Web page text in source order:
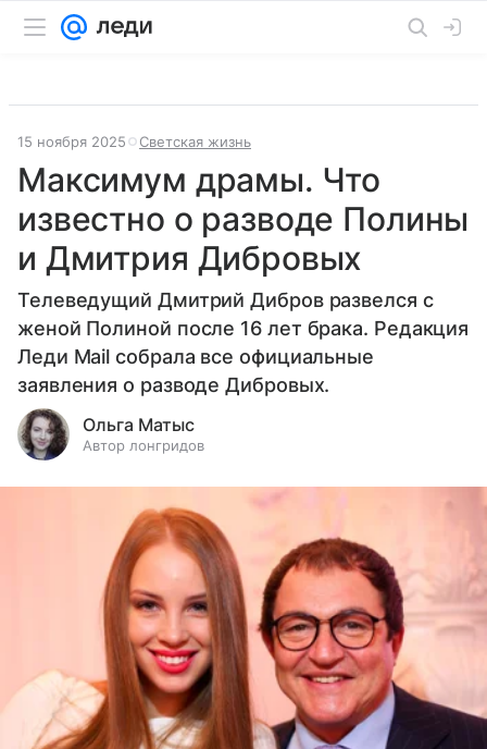
15 ноября 2025 Светская жизнь
Максимум драмы. Что
известно о разводе Полины
и Дмитрия Дибровых
Телеведущий Дмитрий Дибров развелся с
женой Полиной после 16 лет брака. Редакция
Леди Mail собрала все официальные
заявления о разводе Дибровых.
Ольга Матыс
Автор лонгридов